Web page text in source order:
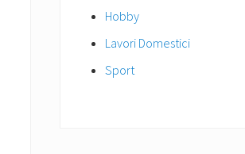
Hobby
Lavori Domestici
Sport